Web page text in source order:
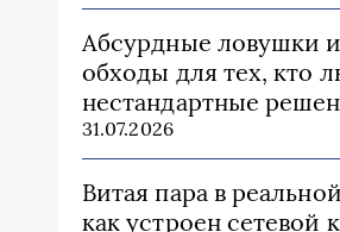
Абсурдные ловушки
обходы для тех, кто
нестандартные
31.07.2026
Витая пара в
как устроен сетевой